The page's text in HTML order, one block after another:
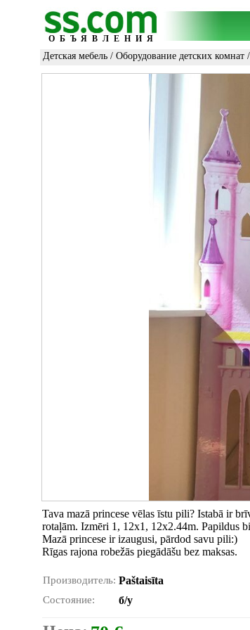
ОБЪЯВЛЕНИЯ
Детская мебель / Оборудование детских комнат
Tava mazā princese vēlas īstu pili? Istabā ir
rotaļām. Izmēri 1, 12x1, 12x2.44m. Papildus
Mazā princese ir izaugusi, pārdod savu pili:)
Rīgas rajona robežās piegādāšu bez maksas.
Производитель: Paštaisīta
Состояние: б/у